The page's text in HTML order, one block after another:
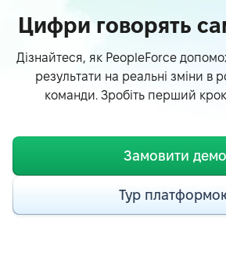
Цифри говорять
Дізнайтеся, як PeopleForce
результати на реальні зміни в
команди. Зробіть перший крок
Замовити демо
Тур